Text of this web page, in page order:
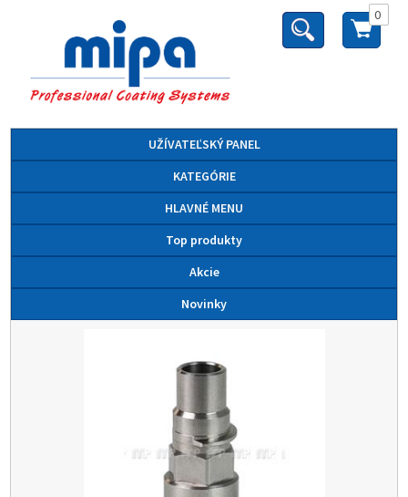
0
UŽÍVATEĽSKÝ PANEL
KATEGÓRIE
HLAVNÉ MENU
Top produkty
Akcie
Novinky